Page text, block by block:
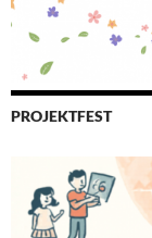
PROJEKTFEST